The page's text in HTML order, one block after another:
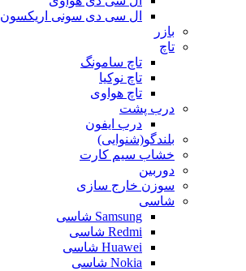
ال سی دی سونی اریکسون
بازر
تاچ
تاچ سامونگ
تاچ نوکیا
تاچ هواوی
درب پشت
درب ایفون
بلندگو(شنوایی)
خشاب سیم کارت
دوربین
سوزن خارج سازی
شاسی
Samsung شاسی
Redmi شاسی
Huawei شاسی
Nokia شاسی